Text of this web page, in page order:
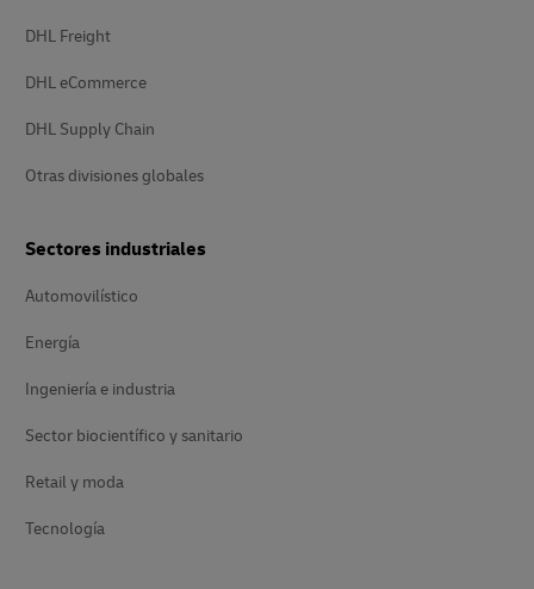
DHL Freight
DHL eCommerce
DHL Supply Chain
Otras divisiones globales
Sectores industriales
Automovilístico
Energía
Ingeniería e industria
Sector biocientífico y sanitario
Retail y moda
Tecnología